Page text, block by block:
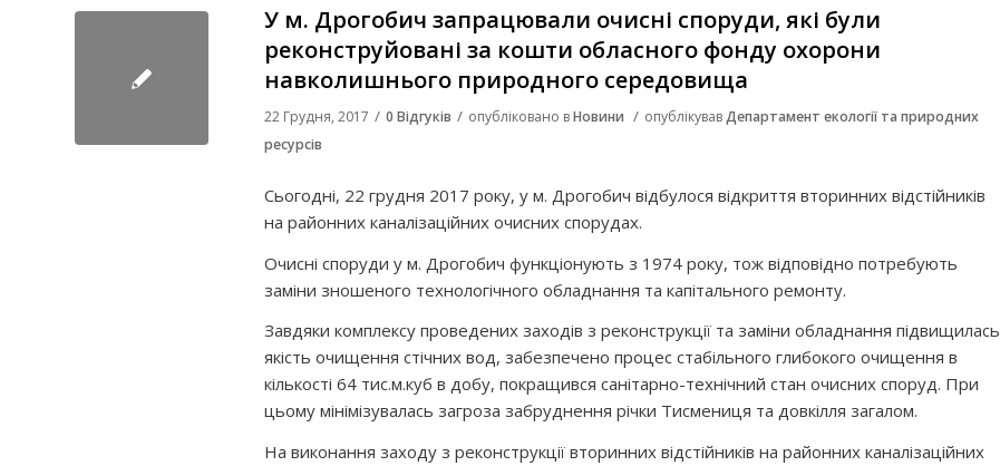
У м. Дрогобич запрацювали очисні споруди, які були
реконструйовані за кошти обласного фонду охорони
навколишнього природного середовища
22 Грудня, 2017 / 0 Відгуків / опубліковано вНовини / опублікувавДепартамент екології та природних
ресурсів
Сьогодні, 22 грудня 2017 року, у м. Дрогобич відбулося відкриття вторинних відстійників
на районних каналізаційних очисних спорудах.
Очисні споруди у м. Дрогобич функціонують з 1974 року, тож відповідно потребують
заміни зношеного технологічного обладнання та капітального ремонту.
Завдяки комплексу проведених заходів з реконструкції та заміни обладнання підвищилась
якість очищення стічних вод, забезпечено процес стабільного глибокого очищення в
кількості 64 тис.м.куб в добу, покращився санітарно-технічний стан очисних споруд. При
цьому мінімізувалась загроза забруднення річки Тисмениця та довкілля загалом.
На виконання заходу з реконструкції вторинних відстійників на районних каналізаційних